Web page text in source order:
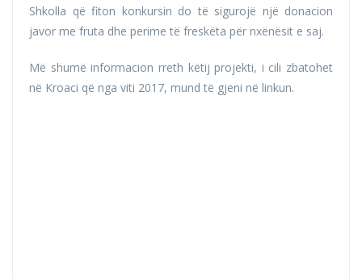
Shkolla që fiton konkursin do të sigurojë një donacion
javor me fruta dhe perime të freskëta për nxënësit e saj.
Më shumë informacion rreth këtij projekti, i cili zbatohet
në Kroaci që nga viti 2017, mund të gjeni në linkun.